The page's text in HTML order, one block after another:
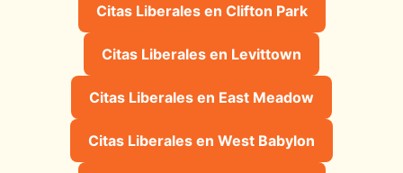
Citas Liberales en Clifton Park
Citas Liberales en Levittown
Citas Liberales en East Meadow
Citas Liberales en West Babylon